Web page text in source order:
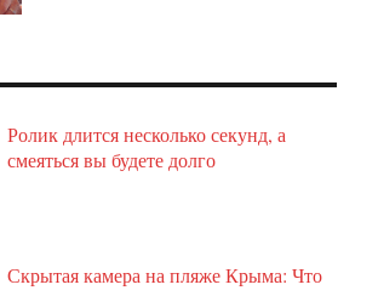
Ролик длится несколько секунд, а
смеяться вы будете долго
Скрытая камера на пляже Крыма: Что